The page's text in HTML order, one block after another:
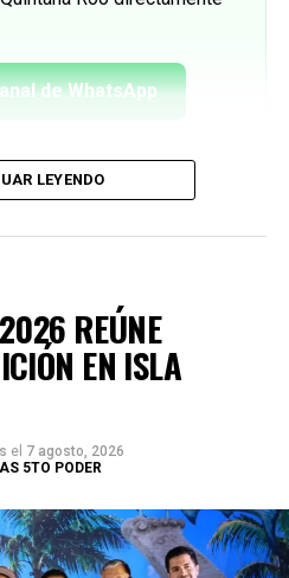
de WhatsApp
LEYENDO
REÚNE
EN ISLA
el 7 agosto, 2026
5TO PODER